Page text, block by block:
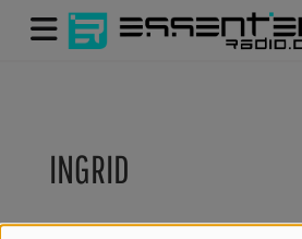
INGRID